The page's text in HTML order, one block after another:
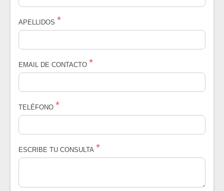
APELLIDOS
EMAIL DE CONTACTO
TELÉFONO
ESCRIBE TU CONSULTA